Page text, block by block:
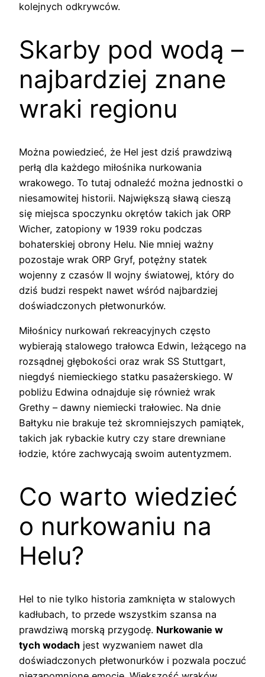
kolejnych odkrywców.
Skarby pod wodą –
najbardziej znane
wraki regionu
Można powiedzieć, że Hel jest dziś prawdziwą
perłą dla każdego miłośnika nurkowania
wrakowego. To tutaj odnaleźć można jednostki o
niesamowitej historii. Największą sławą cieszą
się miejsca spoczynku okrętów takich jak ORP
Wicher, zatopiony w 1939 roku podczas
bohaterskiej obrony Helu. Nie mniej ważny
pozostaje wrak ORP Gryf, potężny statek
wojenny z czasów II wojny światowej, który do
dziś budzi respekt nawet wśród najbardziej
doświadczonych płetwonurków.
Miłośnicy nurkowań rekreacyjnych często
wybierają stalowego trałowca Edwin, leżącego na
rozsądnej głębokości oraz wrak SS Stuttgart,
niegdyś niemieckiego statku pasażerskiego. W
pobliżu Edwina odnajduje się również wrak
Grethy – dawny niemiecki trałowiec. Na dnie
Bałtyku nie brakuje też skromniejszych pamiątek,
takich jak rybackie kutry czy stare drewniane
łodzie, które zachwycają swoim autentyzmem.
Co warto wiedzieć
o nurkowaniu na
Helu?
Hel to nie tylko historia zamknięta w stalowych
kadłubach, to przede wszystkim szansa na
prawdziwą morską przygodę. Nurkowanie w
tych wodach jest wyzwaniem nawet dla
doświadczonych płetwonurków i pozwala poczuć